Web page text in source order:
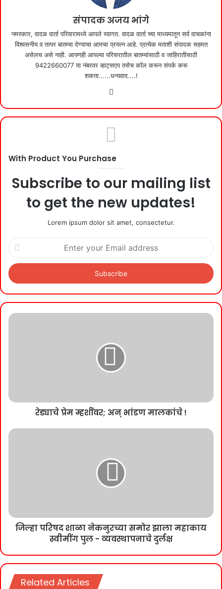
संपादक अजय भांगे
नमस्कार, वादळ वार्ता परिवारामध्ये आपले स्वागत. वादळ वार्ता च्या माध्यमातून सर्व वाचकांना
विश्वसनीय व तत्पर बातम्या देण्याचा आमचा प्रयत्न आहे. प्रत्येक मताशी संपादक सहमत
असेलच असे नाही. आपणही आपल्या परिसरातील बातम्यांसाठी व जाहिरातीसाठी
9422660077 या नंबरवर व्हाट्सएप तसेच कॉल करून संपर्क करू
शकता......धन्यवाद....!
Website
With Product You Purchase
Subscribe to our mailing list
to get the new updates!
Lorem ipsum dolor sit amet, consectetur.
Enter
your
Email
address
रेड्याचे प्रेम म्हशींवर; अन् भांडण मालकांचे !
जिल्हा परिषद शाळा नेकनुरच्या समोर झाला महाकाय
स्वीमींग पुल - व्यवस्थापनाचे दुर्लक्ष
Related Articles